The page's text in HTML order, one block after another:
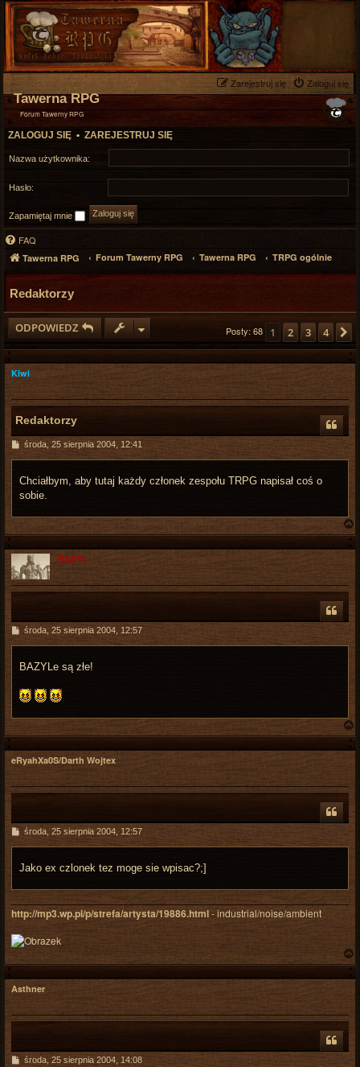
Zaloguj się
Zarejestruj się
Tawerna RPG
Forum Tawerny RPG
ZALOGUJ SIĘ • ZAREJESTRUJ SIĘ
Nazwa użytkownika:
Hasło:
Zapamiętaj mnie
FAQ
Tawerna RPG Forum Tawerny RPG Tawerna RPG TRPG ogólnie
Redaktorzy
ODPOWIEDZ Posty: 68 1 2 3 4
Kiwi
Redaktorzy
P
t
środa, 25 sierpnia 2004, 12:41
Chciałbym, aby tutaj każdy członek zespołu TRPG napisał coś o
sobie.
BAZYL
P
t
środa, 25 sierpnia 2004, 12:57
BAZYLe są złe!
eRyahXa0S/Darth Wojtex
P
t
środa, 25 sierpnia 2004, 12:57
Jako ex czlonek tez moge sie wpisac?;]
http://mp3.wp.pl/p/strefa/artysta/19886.html- industrial/noise/ambient
Asthner
Pśroda, 25 sierpnia 2004, 14:08